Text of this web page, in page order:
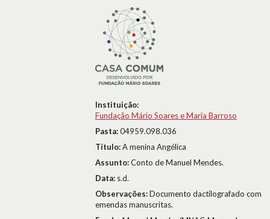
Instituição:
Fundação Mário Soares e Maria Barroso
Pasta:04959.098.036
Título:A menina Angélica
Assunto:Conto de Manuel Mendes.
Data: s.d.
Observações:Documento dactilografado com
emendas manuscritas.